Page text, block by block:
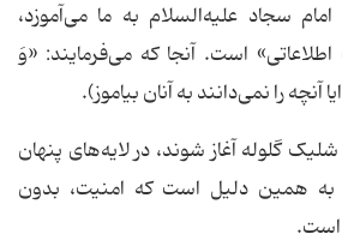
سجاد علیه‌السلام به ما می‌آموزد،
است. آنجا که می‌فرمایند: «وَ
را نمی‌دانند به آنان بیاموز).
گلوله آغاز شوند، در لایه‌های پنهان
به همین دلیل است که امنیت، بدون
است.